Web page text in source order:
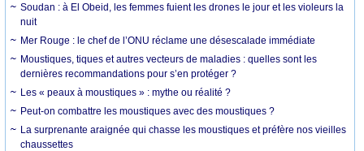
Soudan : à El Obeid, les femmes fuient les drones le jour et les violeurs la
nuit
Mer Rouge : le chef de l’ONU réclame une désescalade immédiate
Moustiques, tiques et autres vecteurs de maladies : quelles sont les
dernières recommandations pour s’en protéger ?
Les « peaux à moustiques » : mythe ou réalité ?
Peut-on combattre les moustiques avec des moustiques ?
La surprenante araignée qui chasse les moustiques et préfère nos vieilles
chaussettes